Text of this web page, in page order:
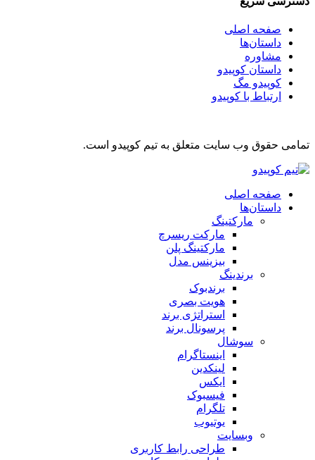
صفحه اصلی
داستان‌ها
مشاوره
داستان کوپیدو
کوپیدو مگ
ارتباط با کوپیدو
تمامی حقوق وب سایت متعلق به تیم کوپیدو است.
صفحه اصلی
داستان‌ها
مارکتینگ
مارکت ریسرچ
مارکتینگ پلن
بیزینس مدل
برندینگ
برندبوک
هویت بصری
استراتژی برند
پرسونال برند
سوشال
اینستاگرام
لینکدین
ایکس
فیسبوک
تلگرام
یوتیوب
وبسایت
طراحی رابط کاربری